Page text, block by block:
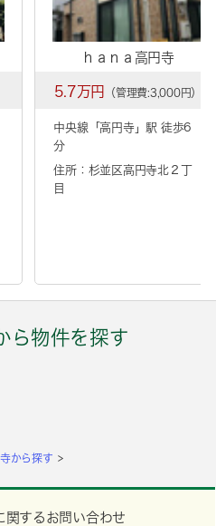
ｈａｎａ高円寺
5.7万円 （管理費:3,000円）
中央線「 高円寺」駅 徒歩6
分
住所：杉並区高円寺北２丁
目
ら物件を探す
から探す
関するお問い合わせ